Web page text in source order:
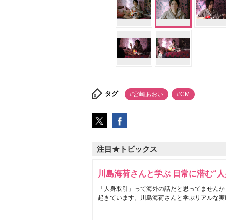
タグ #宮崎あおい #CM
注目★トピックス
川島海荷さんと学ぶ 日常に潜む“
「人身取引」って海外の話だと思ってません
起きています。川島海荷さんと学ぶリアルな